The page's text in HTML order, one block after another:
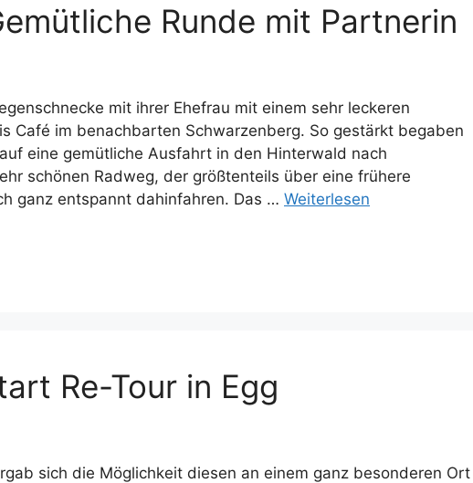
Runde mit Partnerin
mit ihrer Ehefrau mit einem sehr leckeren
Café im benachbarten Schwarzenberg. So gestärkt begaben
eine gemütliche Ausfahrt in den Hinterwald nach
schönen Radweg, der größtenteils über eine frühere
ganz entspannt dahinfahren. Das … Weiterlesen
Re-Tour in Egg
sich die Möglichkeit diesen an einem ganz besonderen Ort